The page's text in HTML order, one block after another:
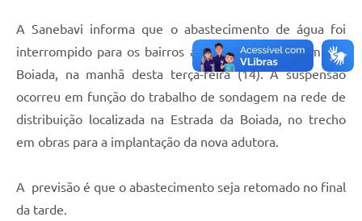
A Sanebavi informa que o abastecimento de água foi
interrompido para os bairros atendidos pelo Sistema da
Boiada, na manhã desta terça-feira (14). A suspensão
ocorreu em função do trabalho de sondagem na rede de
distribuição localizada na Estrada da Boiada, no trecho
em obras para a implantação da nova adutora.
A previsão é que o abastecimento seja retomado no final
da tarde.